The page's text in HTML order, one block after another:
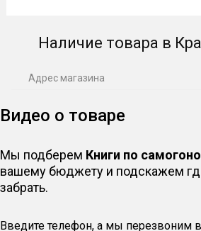
Наличие товара в
Адрес магазина
Видео о товаре
Мы подберем Книги по
вашему бюджету и подскажем
забрать.
Введите телефон, а мы перезвоним